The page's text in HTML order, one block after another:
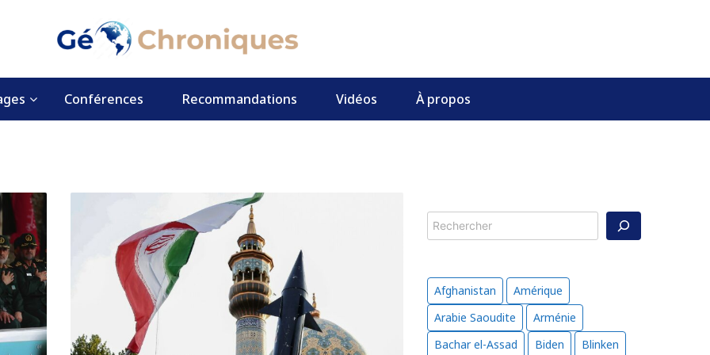
Conférences Recommandations Vidéos À propos
Rechercher
Afghanistan
Amérique
Arabie Saoudite
Arménie
Bachar el-Assad
Biden
Blinken